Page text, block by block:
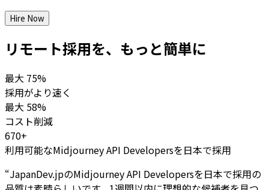
Hire Now
リモート採用を、もっと簡単に
最大 75%
採用がより速く
最大 58%
コスト削減
670+
利用可能なMidjourney API Developersを日本で採用
“JapanDev.jpのMidjourney API Developersを日本で採用の